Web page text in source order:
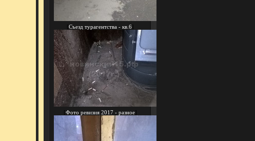
[Съезд турагентства - кв.6]
[Фото ревизия 2017 - разное]